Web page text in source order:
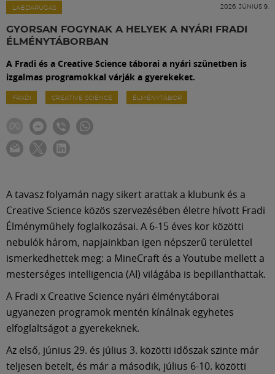
LABDARÚGÁS 2026. JÚNIUS 9.
GYORSAN FOGYNAK A HELYEK A NYÁRI FRADI
ÉLMÉNYTÁBORBAN
A Fradi és a Creative Science táborai a nyári szünetben is
izgalmas programokkal várják a gyerekeket.
FRADI CREATIVE SCIENCE ÉLMÉNYTÁBOR
A tavasz folyamán nagy sikert arattak a klubunk és a
Creative Science közös szervezésében életre hívott Fradi
Élményműhely foglalkozásai. A 6-15 éves kor közötti
nebulók három, napjainkban igen népszerű területtel
ismerkedhettek meg: a MineCraft és a Youtube mellett a
mesterséges intelligencia (AI) világába is bepillanthattak.
A Fradi x Creative Science nyári élménytáborai
ugyanezen programok mentén kínálnak egyhetes
elfoglaltságot a gyerekeknek.
Az első, június 29. és július 3. közötti időszak szinte már
teljesen betelt, és már a második, július 6-10. közötti
Labdarúgás
Meccscenter
Klub
Shop
Közösség
Múzeum
English